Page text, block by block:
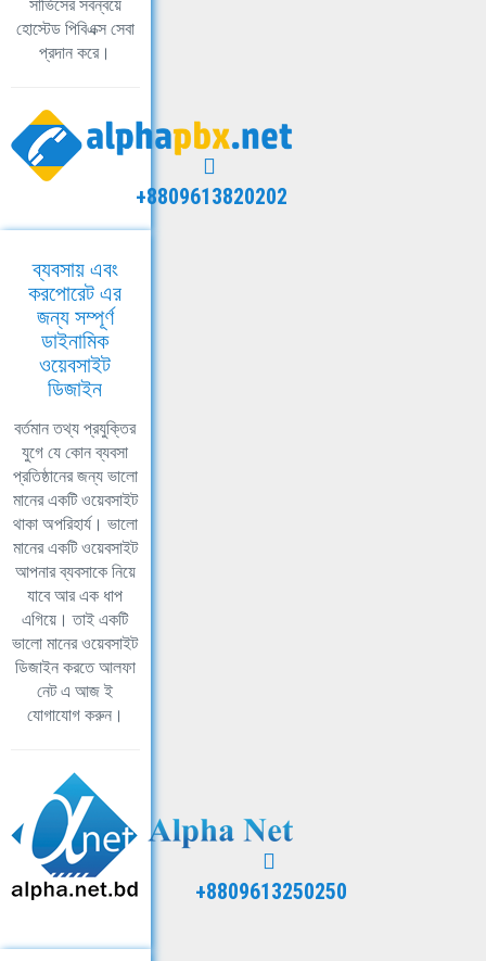
সার্ভিসের সবন্বয়ে
হোস্টেড পিবিএক্স সেবা
প্রদান করে।
+8809613820202
ব্যবসায় এবং
করপোরেট এর
জন্য সম্পূর্ণ
ডাইনামিক
ওয়েবসাইট
ডিজাইন
বর্তমান তথ্য প্রযুক্তির
যুগে যে কোন ব্যবসা
প্রতিষ্ঠানের জন্য ভালো
মানের একটি ওয়েবসাইট
থাকা অপরিহার্য। ভালো
মানের একটি ওয়েবসাইট
আপনার ব্যবসাকে নিয়ে
যাবে আর এক ধাপ
এগিয়ে। তাই একটি
ভালো মানের ওয়েবসাইট
ডিজাইন করতে আলফা
নেট এ আজ ই
যোগাযোগ করুন।
+8809613250250